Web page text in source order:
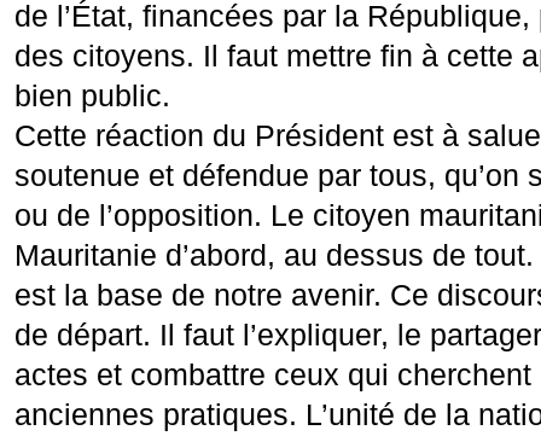
de l’État, financées par la République,
des citoyens. Il faut mettre fin à cette
bien public.
Cette réaction du Président est à
soutenue et défendue par tous, qu’on
ou de l’opposition. Le citoyen
Mauritanie d’abord, au dessus de
est la base de notre avenir. Ce
de départ. Il faut l’expliquer, le
actes et combattre ceux qui
anciennes pratiques. L’unité de la